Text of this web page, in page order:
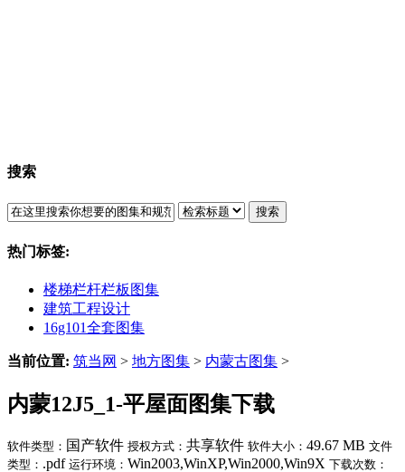
搜索
搜索
热门标签:
楼梯栏杆栏板图集
建筑工程设计
16g101全套图集
当前位置: 筑当网 > 地方图集 > 内蒙古图集 >
内蒙12J5_1-平屋面图集下载
软件类型： 国产软件 授权方式： 共享软件 软件大小： 49.67 MB 文件
类型： .pdf 运行环境： Win2003,WinXP,Win2000,Win9X 下载次数：